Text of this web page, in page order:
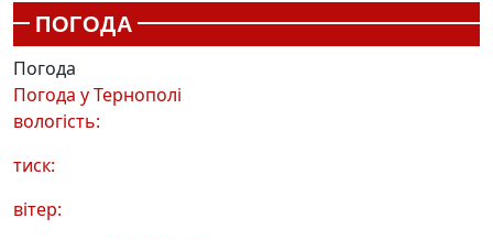
ПОГОДА
Погода
Погода уТернополі
вологість:
тиск:
вітер: